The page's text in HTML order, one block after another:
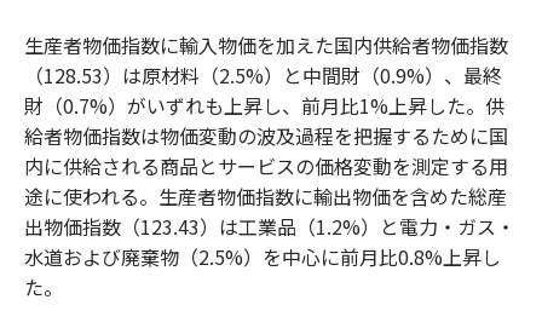
生産者物価指数に輸入物価を加えた国内供給者物価指数
（128.53）は原材料（2.5%）と中間財（0.9%）、最終
財（0.7%）がいずれも上昇し、前月比1%上昇した。供
給者物価指数は物価変動の波及過程を把握するために国
内に供給される商品とサービスの価格変動を測定する用
途に使われる。生産者物価指数に輸出物価を含めた総産
出物価指数（123.43）は工業品（1.2%）と電力・ガス・
水道および廃棄物（2.5%）を中心に前月比0.8%上昇し
た。